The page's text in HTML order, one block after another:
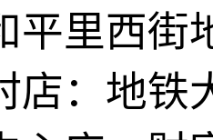
平里西街
店：地铁